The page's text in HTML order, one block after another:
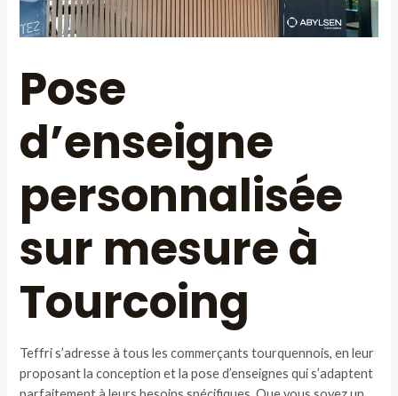
Pose
d’enseigne
personnalisée
sur mesure à
Tourcoing
Teffri s’adresse à tous les commerçants tourquennois, en leur
proposant la conception et la pose d’enseignes qui s’adaptent